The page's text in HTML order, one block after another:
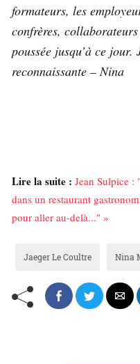
formateurs, les
confrères,
poussée jusqu’à ce
reconnaissante – Nina
Lire la suite : Jean Sulpice :
dans un restaurant
pour aller au-delà..." »
Jaeger Le Coultre Nina